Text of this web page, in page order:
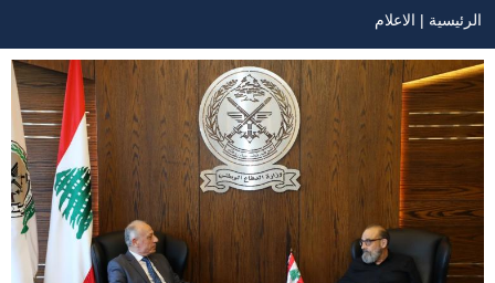
مسار
التنقل
الرئيسية الاعلام